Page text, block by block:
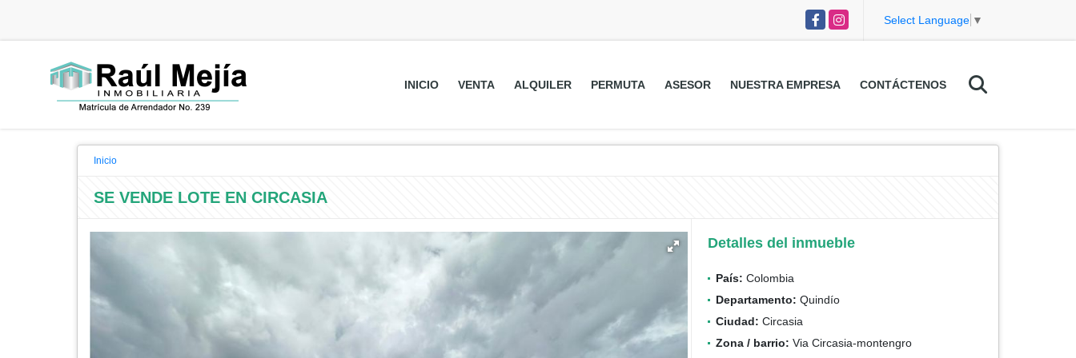
FacebookInstagram Select Language ▼
INICIO VENTA ALQUILER PERMUTA ASESOR NUESTRA EMPRESA CONTÁCTENOS
Inicio
SE VENDE LOTE EN CIRCASIA
Detalles del inmueble
País: Colombia
Departamento: Quindío
Ciudad: Circasia
Zona / barrio: Via Circasia-montengro